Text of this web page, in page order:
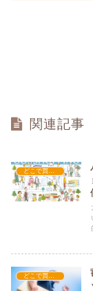
関連記事
どこで買える？-雑貨